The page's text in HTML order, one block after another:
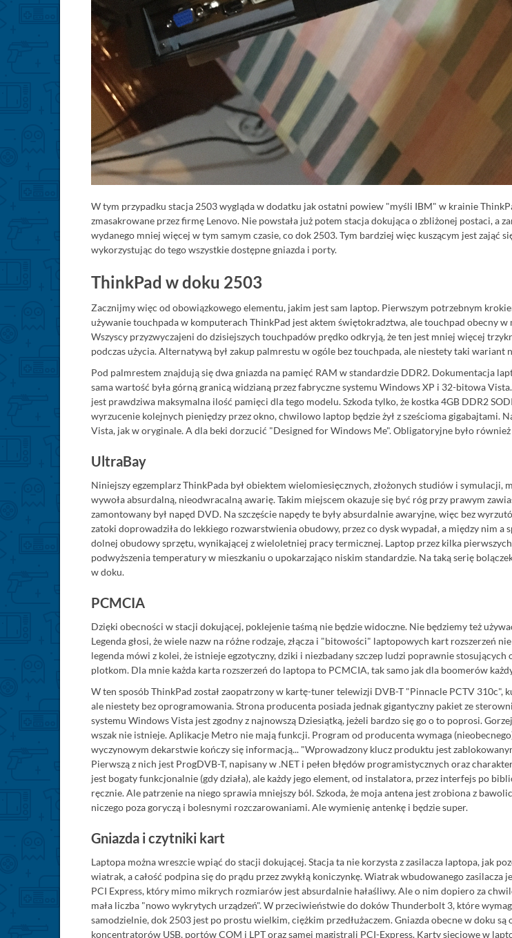
W tym przypadku stacja 2503 wygląda w dodatku jak ostatni powiew "myśli IBM" w krainie
zmasakrowane przez firmę Lenovo. Nie powstała już potem stacja dokująca o zbliżonej postaci, a
wydanego mniej więcej w tym samym czasie, co dok 2503. Tym bardziej więc kuszącym jest zająć
wykorzystując do tego wszystkie dostępne gniazda i porty.
ThinkPad w doku 2503
Zacznijmy więc od obowiązkowego elementu, jakim jest sam laptop. Pierwszym potrzebnym
używanie touchpada w komputerach ThinkPad jest aktem świętokradztwa, ale touchpad obecny
Wszyscy przyzwyczajeni do dzisiejszych touchpadów prędko odkryją, że ten jest mniej więcej
podczas użycia. Alternatywą był zakup palmrestu w ogóle bez touchpada, ale niestety taki
Pod palmrestem znajdują się dwa gniazda na pamięć RAM w standardzie DDR2. Dokumentacja
sama wartość była górną granicą widzianą przez fabryczne systemu Windows XP i 32-bitowa
jest prawdziwa maksymalna ilość pamięci dla tego modelu. Szkoda tylko, że kostka 4GB DDR2
wyrzucenie kolejnych pieniędzy przez okno, chwilowo laptop będzie żył z sześcioma gigabajtami.
Vista, jak w oryginale. A dla beki dorzucić "Designed for Windows Me". Obligatoryjne było
UltraBay
Niniejszy egzemplarz ThinkPada był obiektem wielomiesięcznych, złożonych studiów i
wywoła absurdalną, nieodwracalną awarię. Takim miejscem okazuje się być róg przy prawym
zamontowany był napęd DVD. Na szczęście napędy te były absurdalnie awaryjne, więc bez
zatoki doprowadziła do lekkiego rozwarstwienia obudowy, przez co dysk wypadał, a między nim a
dolnej obudowy sprzętu, wynikającej z wieloletniej pracy termicznej. Laptop przez kilka
podwyższenia temperatury w mieszkaniu o upokarzająco niskim standardzie. Na taką serię
w doku.
PCMCIA
Dzięki obecności w stacji dokującej, poklejenie taśmą nie będzie widoczne. Nie będziemy też
Legenda głosi, że wiele nazw na różne rodzaje, złącza i "bitowości" laptopowych kart rozszerzeń
legenda mówi z kolei, że istnieje egzotyczny, dziki i niezbadany szczep ludzi poprawnie
plotkom. Dla mnie każda karta rozszerzeń do laptopa to PCMCIA, tak samo jak dla boomerów
W ten sposób ThinkPad został zaopatrzony w kartę-tuner telewizji DVB-T "Pinnacle PCTV
ale niestety bez oprogramowania. Strona producenta posiada jednak gigantyczny pakiet ze
systemu Windows Vista jest zgodny z najnowszą Dziesiątką, jeżeli bardzo się go o to poprosi.
wszak nie istnieje. Aplikacje Metro nie mają funkcji. Program od producenta wymaga
wyczynowym dekarstwie kończy się informacją... "Wprowadzony klucz produktu jest
Pierwszą z nich jest ProgDVB-T, napisany w .NET i pełen błędów programistycznych oraz
jest bogaty funkcjonalnie (gdy działa), ale każdy jego element, od instalatora, przez interfejs po
ręcznie. Ale patrzenie na niego sprawia mniejszy ból. Szkoda, że moja antena jest zrobiona z
niczego poza goryczą i bolesnymi rozczarowaniami. Ale wymienię antenkę i będzie super.
Gniazda i czytniki kart
Laptopa można wreszcie wpiąć do stacji dokującej. Stacja ta nie korzysta z zasilacza laptopa, jak
wiatrak, a całość podpina się do prądu przez zwykłą koniczynkę. Wiatrak wbudowanego
PCI Express, który mimo mikrych rozmiarów jest absurdalnie hałaśliwy. Ale o nim dopiero za
mała liczba "nowo wykrytych urządzeń". W przeciwieństwie do doków Thunderbolt 3, które
samodzielnie, dok 2503 jest po prostu wielkim, ciężkim przedłużaczem. Gniazda obecne w doku
koncentratorów USB, portów COM i LPT oraz samej magistrali PCI-Express. Karty sieciowe w